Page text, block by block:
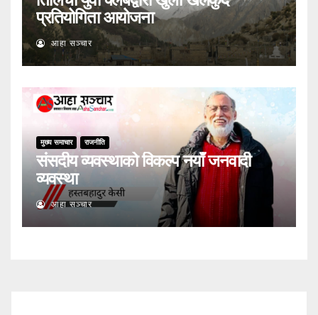
प्रतियोगिता आयोजना
आहा सञ्चार
मुख्य समाचार राजनीति
संसदीय व्यवस्थाको विकल्प नयाँ जनवादी
व्यवस्था
आहा सञ्चार